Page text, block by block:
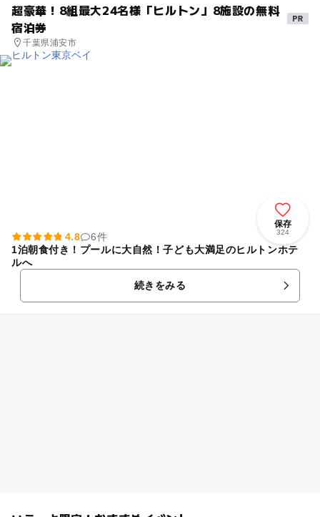
超豪華！8組最大24名様「ヒルトン」8施設の無料
宿泊券
千葉県浦安市
保存
324
4.8
6件
1泊朝食付き！プールに大自然！子ども大満足のヒルトンホテ
ルへ
続きをみる